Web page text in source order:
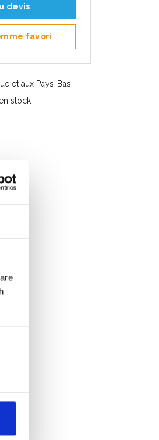
devis
favori
et aux Pays-Bas
stock